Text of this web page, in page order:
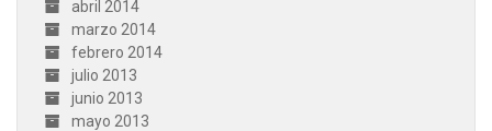
abril 2014
marzo 2014
febrero 2014
julio 2013
junio 2013
mayo 2013